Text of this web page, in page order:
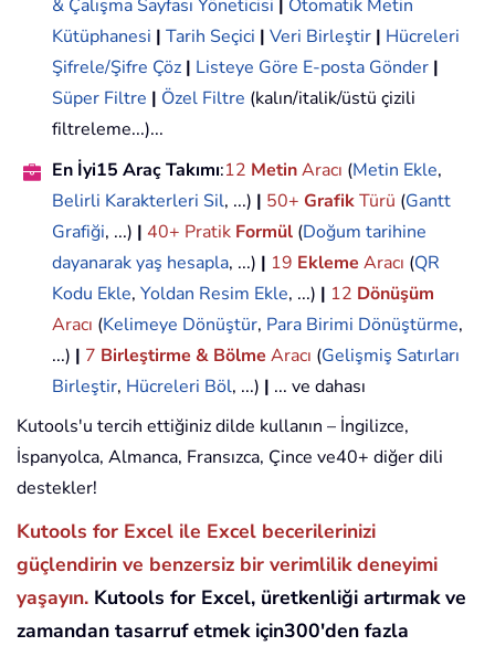
& Çalışma Sayfası Yöneticisi
Otomatik Metin
Kütüphanesi | Tarih Seçici | Veri Birleştir | Hücreleri
Şifrele/Şifre Çöz | Listeye Göre E-posta Gönder |
Süper Filtre | Özel Filtre (kalın/italik/üstü çizili
filtreleme...)...
En İyi15 Araç Takımı:12 MetinAracı (Metin Ekle,
Belirli Karakterleri Sil, ...) | 50+ GrafikTürü (Gantt
Grafiği, ...) | 40+ Pratik Formül (Doğum tarihine
dayanarak yaş hesapla, ...) | 19 Ekleme Aracı (QR
Kodu Ekle, Yoldan Resim Ekle, ...) | 12 Dönüşüm
Aracı (Kelimeye Dönüştür, Para Birimi Dönüştürme,
...) | 7 Birleştirme & Bölme Aracı (Gelişmiş Satırları
Birleştir, Hücreleri Böl, ...) | ... ve dahası
Kutools'u tercih ettiğiniz dilde kullanın – İngilizce,
İspanyolca, Almanca, Fransızca, Çince ve40+ diğer dili
destekler!
Kutools for Excel ile Excel becerilerinizi
güçlendirin ve benzersiz bir verimlilik deneyimi
yaşayın. Kutools for Excel, üretkenliği artırmak ve
zamandan tasarruf etmek için300'den fazla